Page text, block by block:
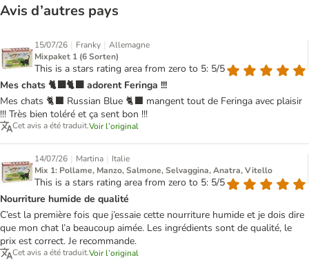
Avis d’autres pays
15/07/26 | Franky | Allemagne
Mixpaket 1 (6 Sorten)
This is a stars rating area from zero to 5: 5/5
Mes chats 🐈‍⬛🐈‍⬛ adorent Feringa !!!
Mes chats 🐈‍⬛ Russian Blue 🐈‍⬛ mangent tout de Feringa avec plaisir
!!! Très bien toléré et ça sent bon !!!
Cet avis a été traduit.Voir l’original
14/07/26 | Martina | Italie
Mix 1: Pollame, Manzo, Salmone, Selvaggina, Anatra, Vitello
This is a stars rating area from zero to 5: 5/5
Nourriture humide de qualité
C’est la première fois que j’essaie cette nourriture humide et je dois dire
que mon chat l’a beaucoup aimée. Les ingrédients sont de qualité, le
prix est correct. Je recommande.
Cet avis a été traduit.Voir l’original